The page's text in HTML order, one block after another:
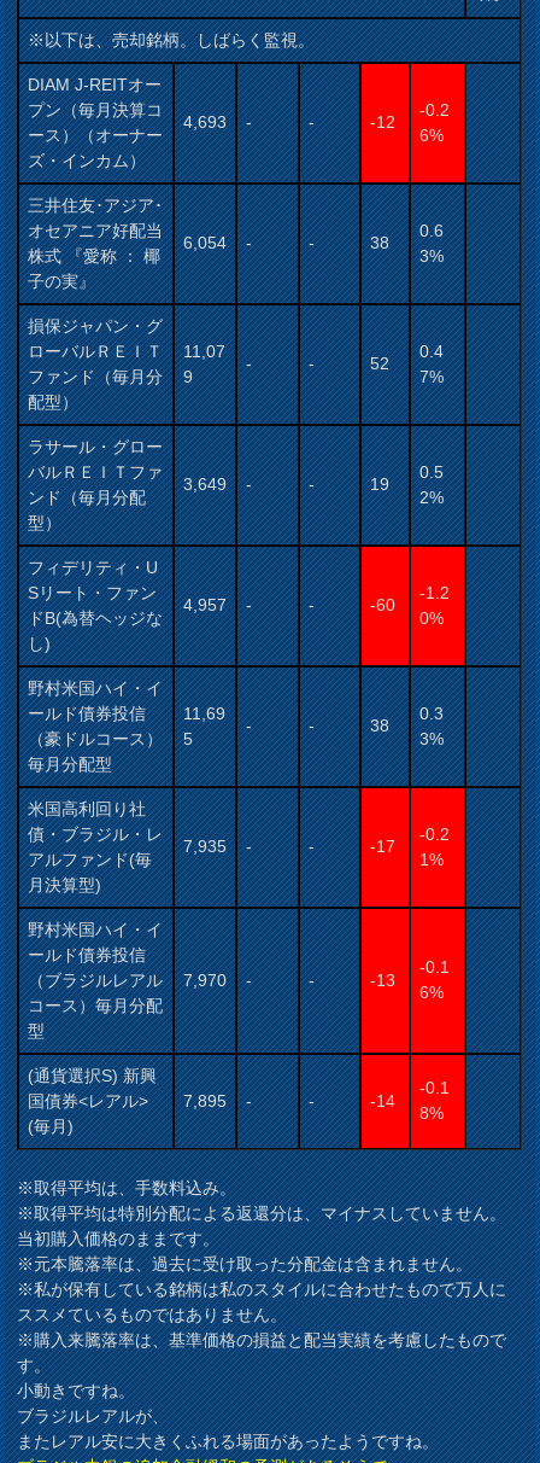
※以下は、売却銘柄。しばらく監視。
DIAM J-REITオー
プン（毎月決算コ
ース）（オーナー
ズ・インカム）
4,693 - - -12
-0.2
6%
三井住友･アジア･
オセアニア好配当
株式 『愛称 ： 椰
子の実』
6,054 - - 38
0.6
3%
損保ジャパン・グ
ローバルＲＥＩＴ
ファンド（毎月分
配型）
11,07
9
- - 52
0.4
7%
ラサール・グロー
バルＲＥＩＴファ
ンド（毎月分配
型）
3,649 - - 19
0.5
2%
フィデリティ・U
Sリート・ファン
ドB(為替ヘッジな
し)
4,957 - - -60
-1.2
0%
野村米国ハイ・イ
ールド債券投信
（豪ドルコース）
毎月分配型
11,69
5
- - 38
0.3
3%
米国高利回り社
債・ブラジル・レ
アルファンド(毎
月決算型)
7,935 - - -17
-0.2
1%
野村米国ハイ・イ
ールド債券投信
（ブラジルレアル
コース）毎月分配
型
7,970 - - -13
-0.1
6%
(通貨選択S) 新興
国債券<レアル>
(毎月)
7,895 - - -14
-0.1
8%
※取得平均は、手数料込み。
※取得平均は特別分配による返還分は、マイナスしていません。
当初購入価格のままです。
※元本騰落率は、過去に受け取った分配金は含まれません。
※私が保有している銘柄は私のスタイルに合わせたもので万人に
ススメているものではありません。
※購入来騰落率は、基準価格の損益と配当実績を考慮したもので
す。
小動きですね。
ブラジルレアルが、
またレアル安に大きくふれる場面があったようですね。